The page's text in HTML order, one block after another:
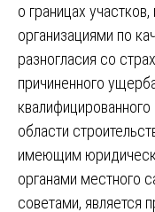
о границах
организациями по
разногласия со
причиненного
области
имеющим
органами местного
советами, является